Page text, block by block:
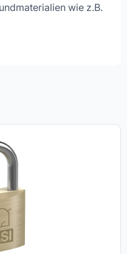
wie z.B.